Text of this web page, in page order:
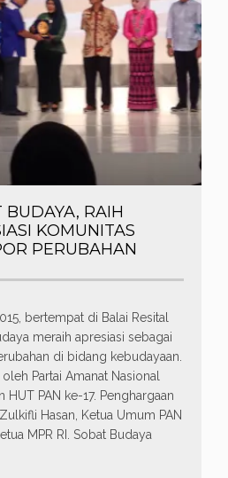
BUDAYA, RAIH
KOMUNITAS
PERUBAHAN
bertempat di Balai Resital
meraih apresiasi sebagai
di bidang kebudayaan.
Partai Amanat Nasional
HUT PAN ke-17. Penghargaan
Hasan, Ketua Umum PAN
MPR RI. Sobat Budaya